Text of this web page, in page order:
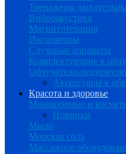
Тренажеры
Виброакустика
Магнитотерапия
Ингаляторы
Слуховые аппараты
Комплектующие к
Облучатели-
Аксессуары к
Красота и здоровье
Маникюрные и
Новинки
Мыло
Морская соль
Массажное